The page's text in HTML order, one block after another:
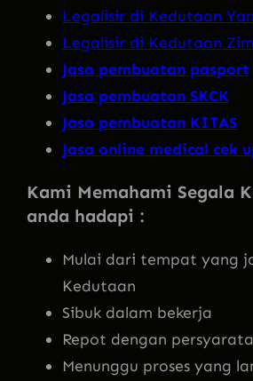
Legalisir di Kedutaan
Legalisir di Kedutaan
Jasa pembuatan pasport
Jasa pembuatan SKCK
Jasa pembuatan KITAS
Jasa online medical cek
Kami Memahami Segala
anda hadapi :
Mulai dari tempat yang
Kedutaan
Sibuk dalam bekerja
Repot dengan
Menunggu proses yang